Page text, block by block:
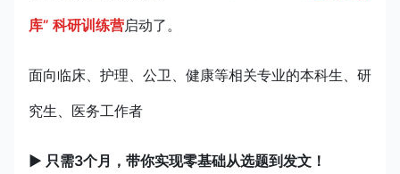
库” 科研训练营启动了。
面向临床、护理、公卫、健康等相关专业的本科生、研
究生、医务工作者
▶ 只需3个月，带你实现零基础从选题到发文！